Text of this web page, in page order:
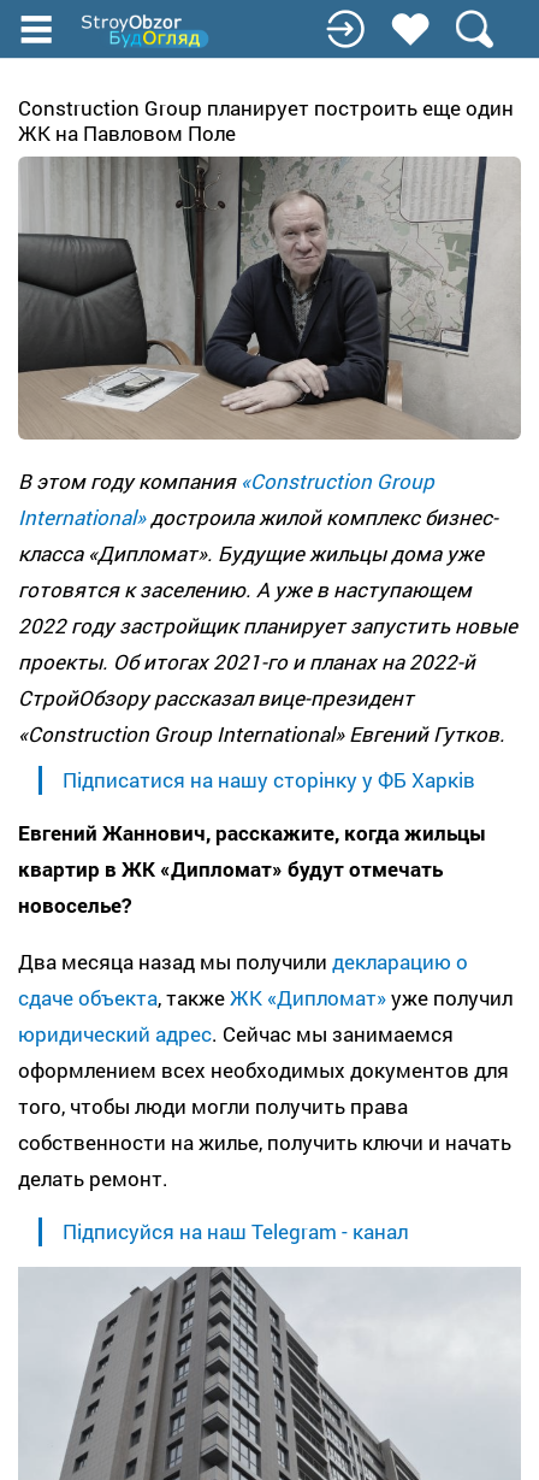
Перейти
содержанию
Construction Group планирует построить еще один
ЖК на Павловом Поле
В этом году компания «Construction Group
International»достроила жилой комплекс бизнес-
класса «Дипломат». Будущие жильцы дома уже
готовятся к заселению. А уже в наступающем
2022 году застройщик планирует запустить новые
проекты. Об итогах 2021-го и планах на 2022-й
СтройОбзору рассказал вице-президент
«Construction Group International» Евгений Гутков.
Підписатися на нашу сторінку у ФБ Харків
Евгений Жаннович, расскажите, когда жильцы
квартир в ЖК «Дипломат» будут отмечать
новоселье?
Два месяца назад мы получили декларацию о
сдаче объекта, такжеЖК «Дипломат»уже получил
юридический адрес. Сейчас мы занимаемся
оформлением всех необходимых документов для
того, чтобы люди могли получить права
собственности на жилье, получить ключи и начать
делать ремонт.
Підписуйся на наш Telegram - канал